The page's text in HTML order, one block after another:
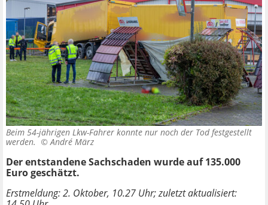
Beim 54-jährigen Lkw-Fahrer konnte nur noch der Tod festgestellt
werden. ©André März
Der entstandene Sachschaden wurde auf 135.000
Euro geschätzt.
Erstmeldung: 2. Oktober, 10.27 Uhr; zuletzt aktualisiert: